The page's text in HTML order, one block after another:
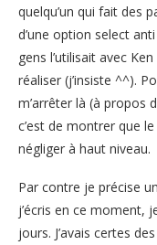
quelqu’un qui fait des
d’une option select
gens l’utilisait avec
réaliser (j’insiste ^^).
m’arrêter là (à propos
c’est de montrer que
négliger à haut niveau.
Par contre je précise
j’écris en ce moment,
jours. J’avais certes